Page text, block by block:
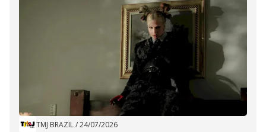
TMJ BRAZIL/24/07/2026